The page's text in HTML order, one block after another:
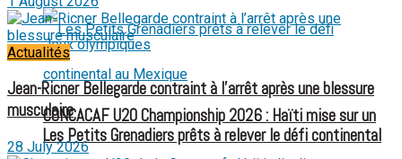
CONCACAF U20 Championship 2026 : Haïti mise sur un
Les Petits Grenadiers prêts à relever le défi continental
Actualités
Jean-Ricner Bellegarde contraint à l’arrêt après une blessure
musculaire
28 July 2026